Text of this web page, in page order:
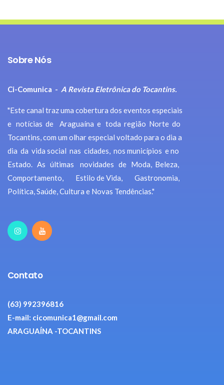
Sobre Nós
Ci-Comunica - A Revista Eletrônica do Tocantins.
"Este canal traz uma cobertura dos eventos especiais
e notícias de Araguaína e toda região Norte do
Tocantins, com um olhar especial voltado para o dia a
dia da vida social nas cidades, nos municípios e no
Estado. As últimas novidades de Moda, Beleza,
Comportamento, Estilo de Vida, Gastronomia,
Política, Saúde, Cultura e Novas Tendências."
Contato
(63) 992396816
E-mail: cicomunica1@gmail.com
ARAGUAÍNA -TOCANTINS